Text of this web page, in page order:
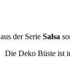
aus der Serie Salsa
Die Deko Büste ist